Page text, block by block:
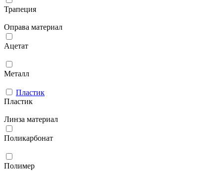
Трапеция
Оправа материал
Ацетат
Металл
Пластик
Пластик
Линза материал
Поликарбонат
Полимер